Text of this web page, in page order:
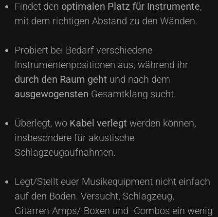
Findet den optimalen Platz für Instrumente,
mit dem richtigen Abstand zu den Wänden.
Probiert bei Bedarf verschiedene
Instrumentenpositionen aus, während ihr
durch den Raum geht und nach dem
ausgewogensten Gesamtklang sucht.
Überlegt, wo Kabel verlegt werden können,
insbesondere für akustische
Schlagzeugaufnahmen.
Legt/Stellt euer Musikequipment nicht einfach
auf den Boden. Versucht, Schlagzeug,
Gitarren-Amps/-Boxen und -Combos ein wenig